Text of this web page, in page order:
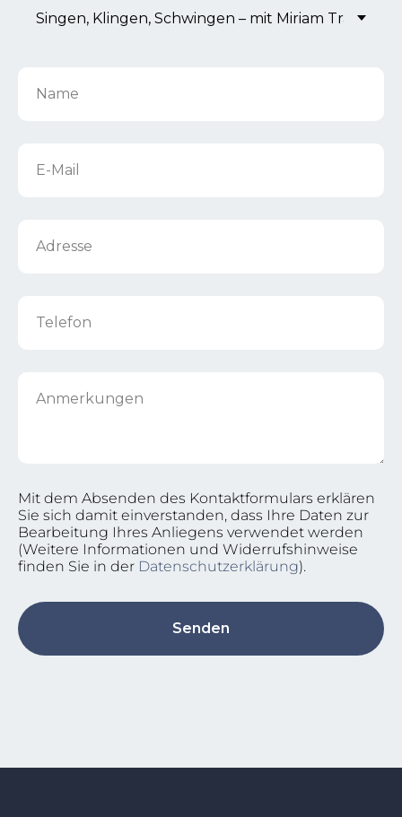
Name
E-Mail
Adresse
Telefon
Anmerkungen
Mit dem Absenden des Kontaktformulars erklären
Sie sich damit einverstanden, dass Ihre Daten zur
Bearbeitung Ihres Anliegens verwendet werden
(Weitere Informationen und Widerrufshinweise
finden Sie in der Datenschutzerklärung).
Senden